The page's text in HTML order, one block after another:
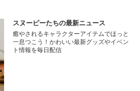
スヌーピーたちの最新ニュース
癒やされるキャラクターアイテムでほっと
一息つこう！かわいい最新グッズやイベン
ト情報を毎日配信